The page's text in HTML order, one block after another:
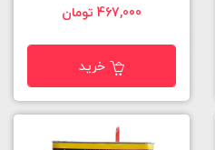
467,000 تومان
خرید